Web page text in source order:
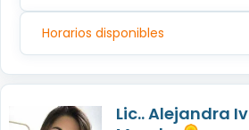
Horarios disponibles
Lic.. Alejandra